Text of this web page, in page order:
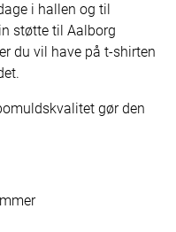
i hallen og til
støtte til Aalborg
du vil have på t-shirten
gør den